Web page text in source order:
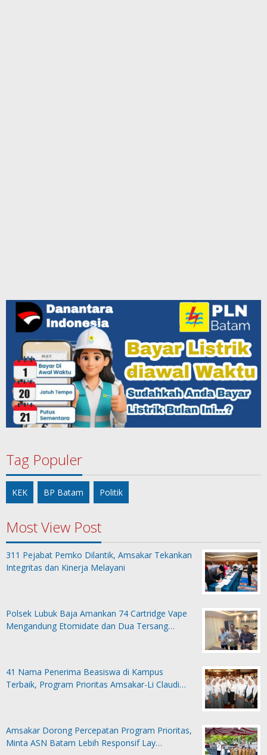
Tag Populer
KEK BP Batam Politik
Most View Post
311 Pejabat Pemko Dilantik, Amsakar Tekankan
Integritas dan Kinerja Melayani
Polsek Lubuk Baja Amankan 74 Cartridge Vape
Mengandung Etomidate dan Dua Tersang…
41 Nama Penerima Beasiswa di Kampus
Terbaik, Program Prioritas Amsakar-Li Claudi…
Amsakar Dorong Percepatan Program Prioritas,
Minta ASN Batam Lebih Responsif Lay…